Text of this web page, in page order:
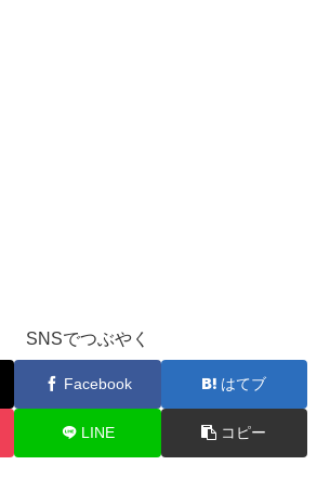
SNSでつぶやく
Facebook はてブ
LINE コピー